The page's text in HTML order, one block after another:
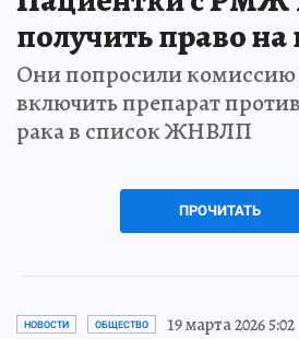
получить право на
Они попросили
включить препарат
рака в список ЖНВЛП
ПРОЧИТАТЬ
НОВОСТИ ОБЩЕСТВО 19 марта 2026 5:02